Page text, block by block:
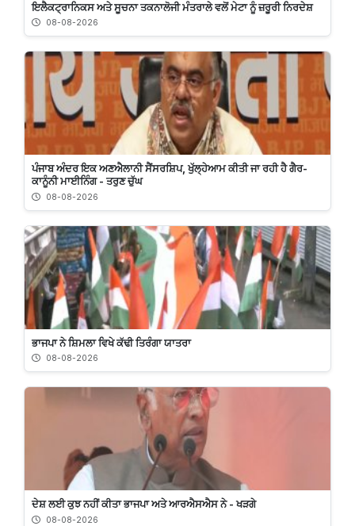
ਇਲੈਕਟ੍ਰਾਨਿਕਸ ਅਤੇ ਸੂਚਨਾ ਤਕਨਾਲੋਜੀ ਮੰਤਰਾਲੇ ਵਲੋਂ ਮੇਟਾ ਨੂੰ ਜ਼ਰੂਰੀ ਨਿਰਦੇਸ਼
08-08-2026
ਪੰਜਾਬ ਅੰਦਰ ਇਕ ਅਣਐਲਾਨੀ ਸੈਂਸਰਸ਼ਿਪ, ਖੁੱਲ੍ਹੇਆਮ ਕੀਤੀ ਜਾ ਰਹੀ ਹੈ ਗੈਰ-
ਕਾਨੂੰਨੀ ਮਾਈਨਿੰਗ - ਤਰੁਣ ਚੁੱਘ
08-08-2026
ਭਾਜਪਾ ਨੇ ਸ਼ਿਮਲਾ ਵਿਖੇ ਕੱਢੀ ਤਿਰੰਗਾ ਯਾਤਰਾ
08-08-2026
ਦੇਸ਼ ਲਈ ਕੁਝ ਨਹੀਂ ਕੀਤਾ ਭਾਜਪਾ ਅਤੇ ਆਰਐਸਐਸ ਨੇ - ਖੜਗੇ
08-08-2026